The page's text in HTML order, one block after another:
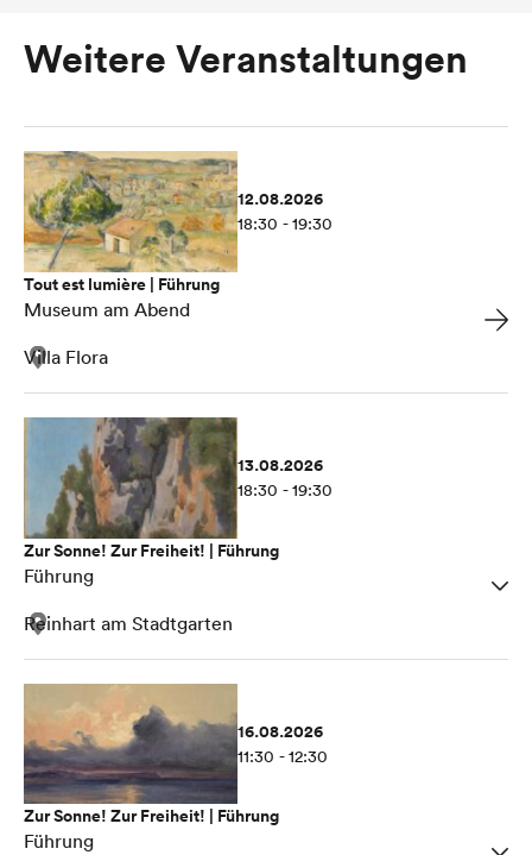
Weitere Veranstaltungen
12.08.2026
18:30 - 19:30
Tout est lumière | Führung
Museum am Abend
Villa Flora
13.08.2026
18:30 - 19:30
Zur Sonne! Zur Freiheit! | Führung
Führung
Reinhart am Stadtgarten
16.08.2026
11:30 - 12:30
Zur Sonne! Zur Freiheit! | Führung
Führung